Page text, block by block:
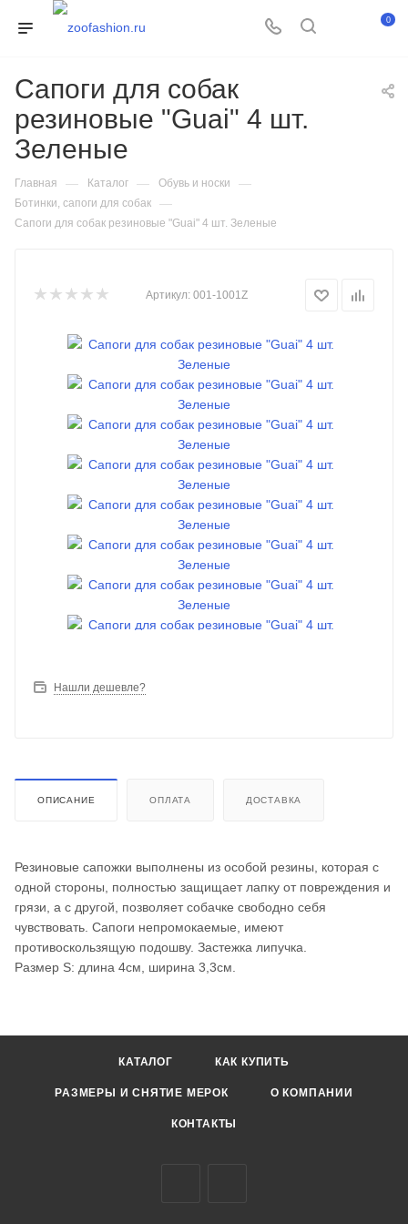
0
Сапоги для собак
резиновые "Guai" 4 шт.
Зеленые
Главная — Каталог — Обувь и носки —
Ботинки, сапоги для собак —
Сапоги для собак резиновые "Guai" 4 шт. Зеленые
Артикул: 001-1001Z
Нашли дешевле?
ОПИСАНИЕ ОПЛАТА ДОСТАВКА
Резиновые сапожки выполнены из особой резины, которая с
одной стороны, полностью защищает лапку от повреждения и
грязи, а с другой, позволяет собачке свободно себя
чувствовать. Сапоги непромокаемые, имеют
противоскользящую подошву. Застежка липучка.
Размер S: длина 4см, ширина 3,3см.
КАТАЛОГ КАК КУПИТЬ
РАЗМЕРЫ И СНЯТИЕ МЕРОК О КОМПАНИИ
КОНТАКТЫ